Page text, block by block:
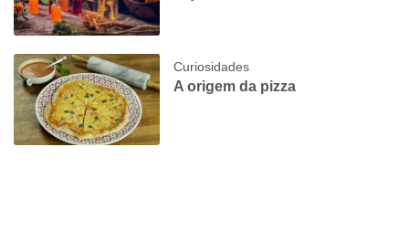
Curiosidades
A origem da pizza